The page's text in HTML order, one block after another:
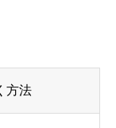
方法